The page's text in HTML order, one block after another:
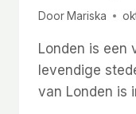
Door Mariska
Londen is een
levendige
van Londen is